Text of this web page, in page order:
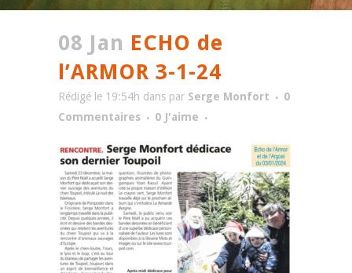
08 Jan ECHO de
l’ARMOR 3-1-24
Rédigé le 19:54h dans par Serge Monfort
0
Commentaires
0 J'aime